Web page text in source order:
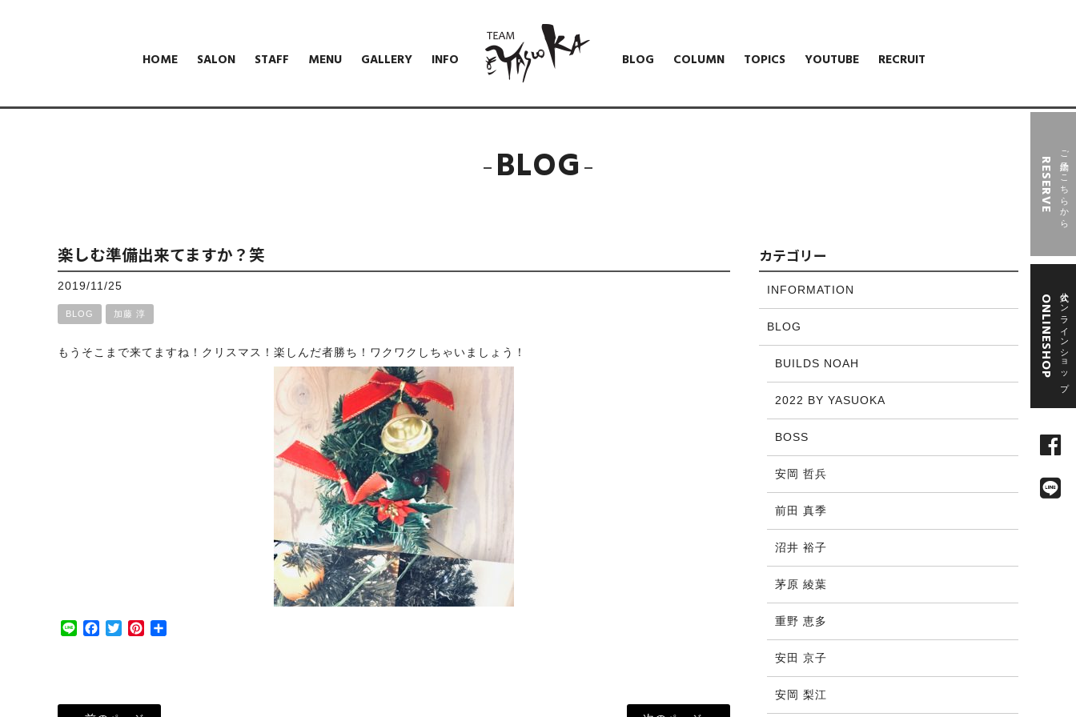
HOME SALON STAFF MENU GALLERY INFO BLOG COLUMN TOPICS YOUTUBE RECRUIT
ご予約はこちらから
RESERVE
公式オンラインショップ
ONLINESHOP
BLOG
楽しむ準備出来てますか？笑
2019/11/25
BLOG 加藤 淳
もうそこまで来てますね！クリスマス ！楽しんだ者勝ち！ワクワクしちゃいましょう！
Line Facebook
TwitterPinterest
カテゴリー
INFORMATION
BLOG
BUILDS NOAH
2022 BY YASUOKA
BOSS
安岡 哲兵
前田 真季
沼井 裕子
茅原 綾葉
重野 恵多
安田 京子
安岡 梨江